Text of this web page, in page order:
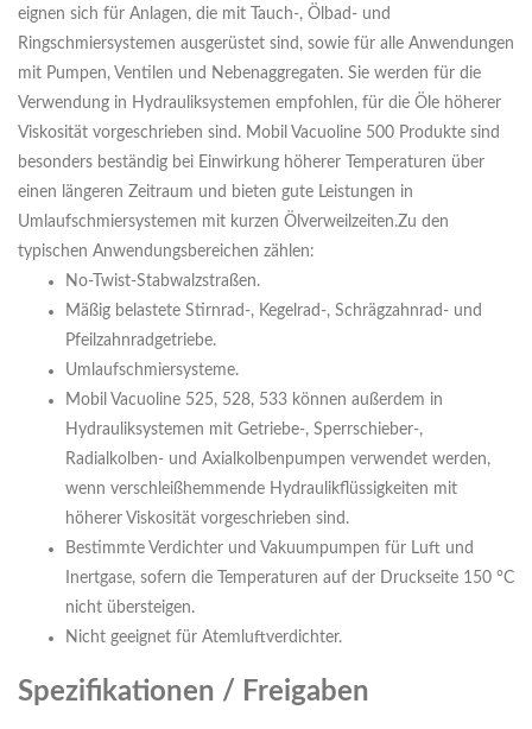
eignen sich für Anlagen, die mit Tauch-, Ölbad- und
Ringschmiersystemen ausgerüstet sind, sowie für alle Anwendungen
mit Pumpen, Ventilen und Nebenaggregaten. Sie werden für die
Verwendung in Hydrauliksystemen empfohlen, für die Öle höherer
Viskosität vorgeschrieben sind. Mobil Vacuoline 500 Produkte sind
besonders beständig bei Einwirkung höherer Temperaturen über
einen längeren Zeitraum und bieten gute Leistungen in
Umlaufschmiersystemen mit kurzen Ölverweilzeiten.Zu den
typischen Anwendungsbereichen zählen:
No-Twist-Stabwalzstraßen.
Mäßig belastete Stirnrad-, Kegelrad-, Schrägzahnrad- und
Pfeilzahnradgetriebe.
Umlaufschmiersysteme.
Mobil Vacuoline 525, 528, 533 können außerdem in
Hydrauliksystemen mit Getriebe-, Sperrschieber-,
Radialkolben- und Axialkolbenpumpen verwendet werden,
wenn verschleißhemmende Hydraulikflüssigkeiten mit
höherer Viskosität vorgeschrieben sind.
Bestimmte Verdichter und Vakuumpumpen für Luft und
Inertgase, sofern die Temperaturen auf der Druckseite 150 °C
nicht übersteigen.
Nicht geeignet für Atemluftverdichter.
Spezifikationen / Freigaben